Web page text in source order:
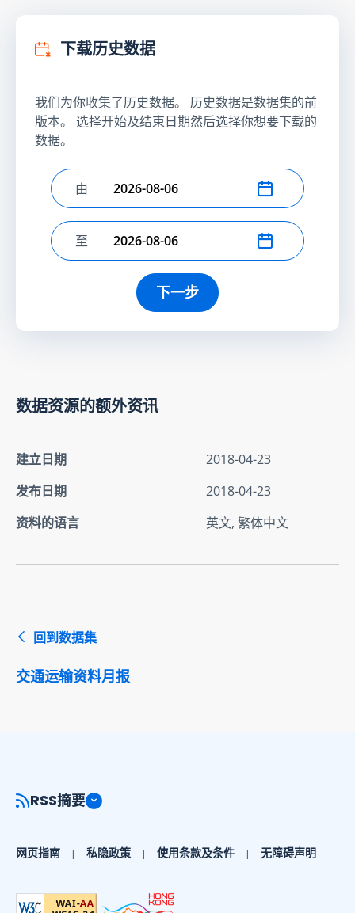
下载历史数据
我们为你收集了历史数据。 历史数据是数据集的前
版本。 选择开始及结束日期然后选择你想要下载的
数据。
选择开始日期
由
选择结束日期
至
下一步
数据资源的额外资讯
建立日期
2018-04-23
发布日期
2018-04-23
资料的语言
英文, 繁体中文
回到数据集
交通运输资料月报
RSS摘要
网页指南 私隐政策 使用条款及条件 无障碍声明